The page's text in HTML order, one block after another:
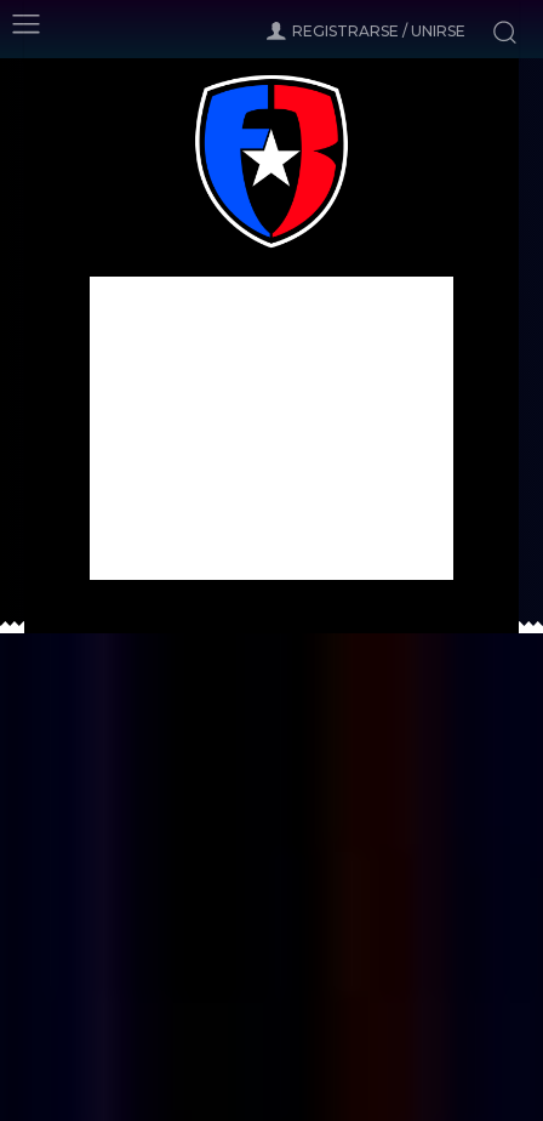
REGISTRARSE / UNIRSE